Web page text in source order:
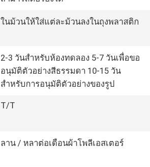
ในม้วนให้ใส่แต่ละม้วนลงในถุงพลาสติก
2-3 วันสำหรับห้องทดลอง 5-7 วันเพื่อขอ
อนุมัติตัวอย่างสีธรรมดา 10-15 วัน
สำหรับการอนุมัติตัวอย่างของรูป
T/T
ลาน / หลาต่อเดือนผ้าโพลีเอสเตอร์